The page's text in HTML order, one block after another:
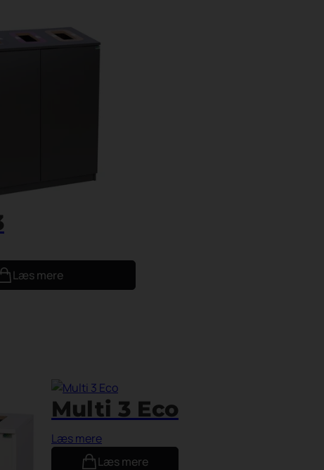
Læs mere
Multi 3 Eco
Læs mere
Læs mere